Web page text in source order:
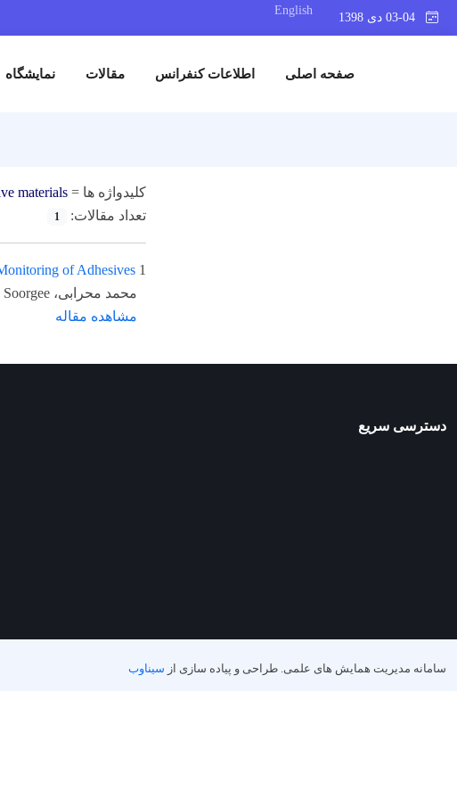
English
صفحه اصلی اطلاعات کنفرانس مقالات نمایشگاه
کلیدواژه ها = materials
تعداد مقالات:
1
1
of Adhesives
محمد محرابی، Mohammad Hossein Soorgee
مشاهده مقاله
دسترسی سریع
سامانه مدیریت همایش های علمی. طراحی و پیاده سازی از سیناوب